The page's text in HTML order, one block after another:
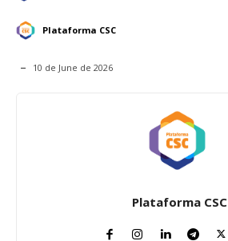
Plataforma CSC
10 de June de 2026
Plataforma CSC